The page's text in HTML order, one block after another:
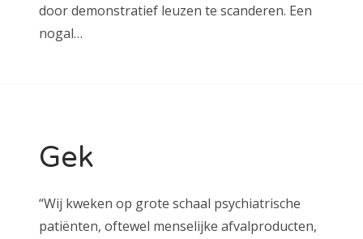
door demonstratief leuzen te scanderen. Een
nogal…
Gek
“Wij kweken op grote schaal psychiatrische
patiënten, oftewel menselijke afvalproducten,